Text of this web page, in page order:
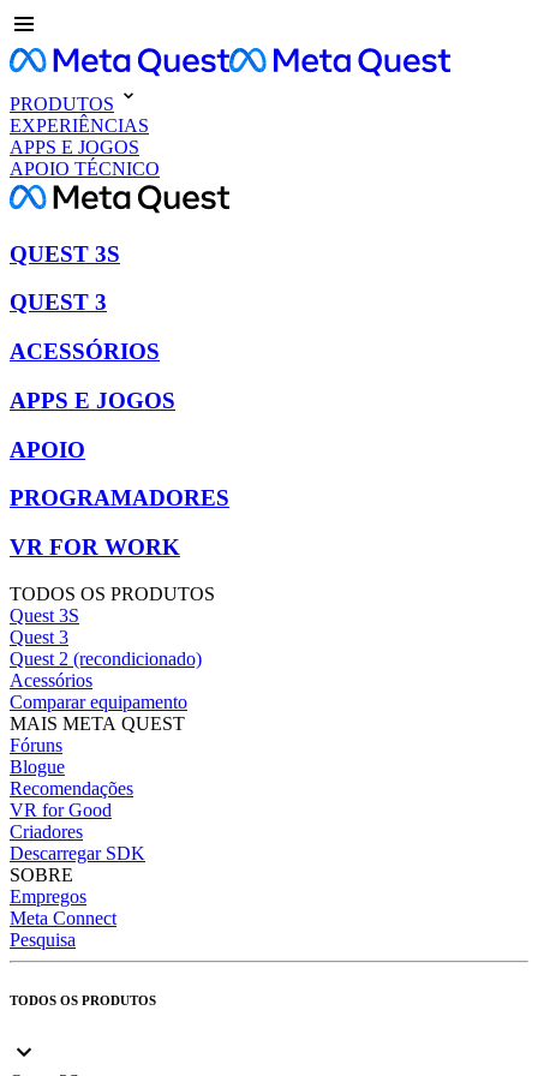
PRODUTOS
EXPERIÊNCIAS
APPS E JOGOS
APOIO TÉCNICO
QUEST 3S
QUEST 3
ACESSÓRIOS
APPS E JOGOS
APOIO
PROGRAMADORES
VR FOR WORK
TODOS OS PRODUTOS
Quest 3S
Quest 3
Quest 2 (recondicionado)
Acessórios
Comparar equipamento
MAIS META QUEST
Fóruns
Blogue
Recomendações
VR for Good
Criadores
Descarregar SDK
SOBRE
Empregos
Meta Connect
Pesquisa
TODOS OS PRODUTOS